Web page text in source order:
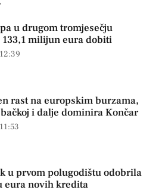
u drugom tromjesečju
milijun eura dobiti
12:39
rast na europskim burzama,
i dalje dominira Končar
11:53
u prvom polugodištu odobrila
eura novih kredita